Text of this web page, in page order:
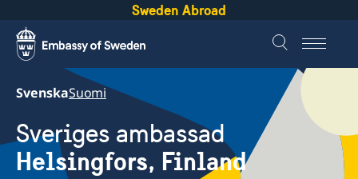
Sweden Abroad
SvenskaSuomi
Sveriges ambassad
Helsingfors, Finland